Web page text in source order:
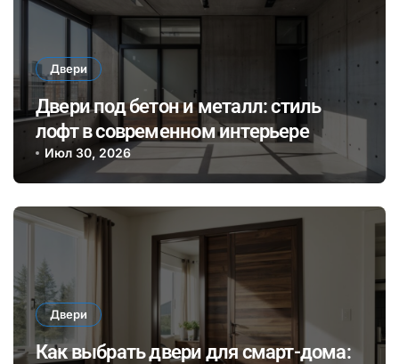
Двери
Двери под бетон и металл: стиль
лофт в современном интерьере
Июл 30, 2026
Двери
Как выбрать двери для смарт-дома: